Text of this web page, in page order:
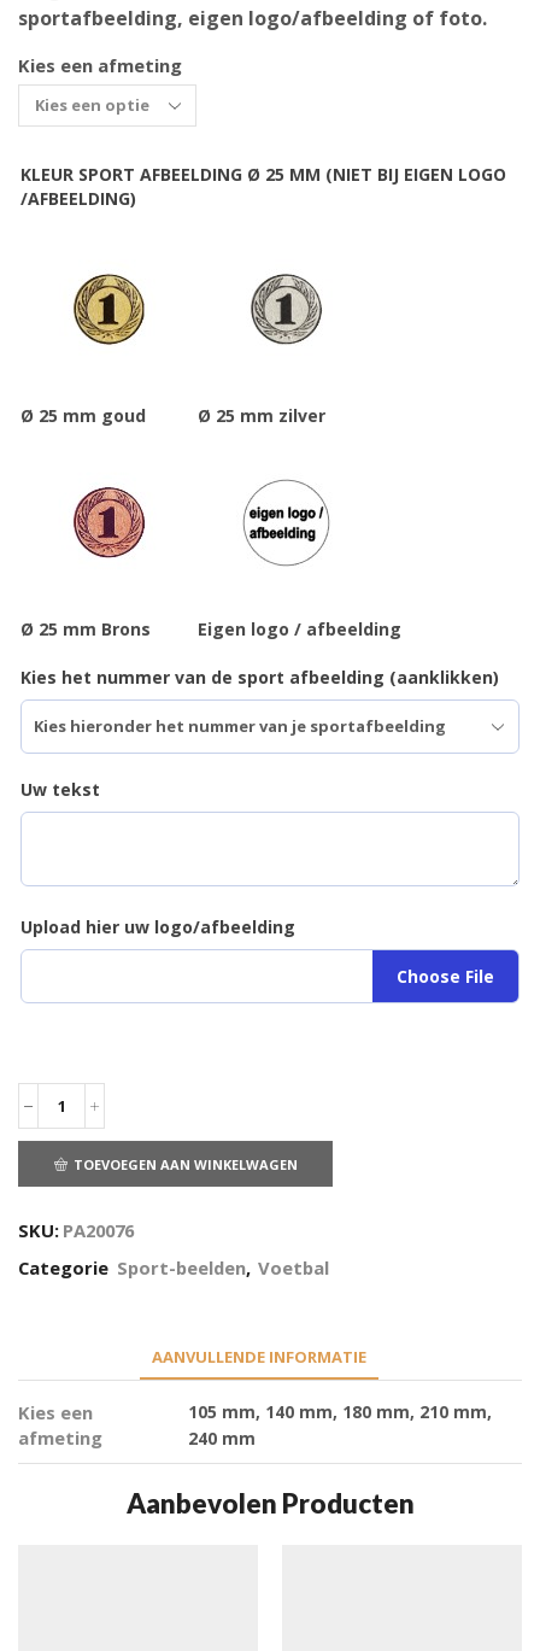
sportafbeelding, eigen logo/afbeelding of foto.
Kies een afmeting
KLEUR SPORT AFBEELDING Ø 25 MM (NIET BIJ EIGEN LOGO
/AFBEELDING)
Ø 25 mm goud Ø 25 mm zilver
Ø 25 mm Brons Eigen logo / afbeelding
Kies het nummer van de sport afbeelding (aanklikken)
Uw tekst
Upload hier uw logo/afbeelding
Choose File
TOEVOEGEN AAN WINKELWAGEN
SKU: PA20076
Categorie Sport-beelden, Voetbal
AANVULLENDE INFORMATIE
Kies een
afmeting
105 mm, 140 mm, 180 mm, 210 mm,
240 mm
Aanbevolen Producten